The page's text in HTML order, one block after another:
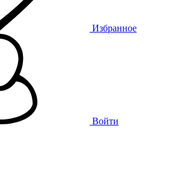
Избранное
Войти